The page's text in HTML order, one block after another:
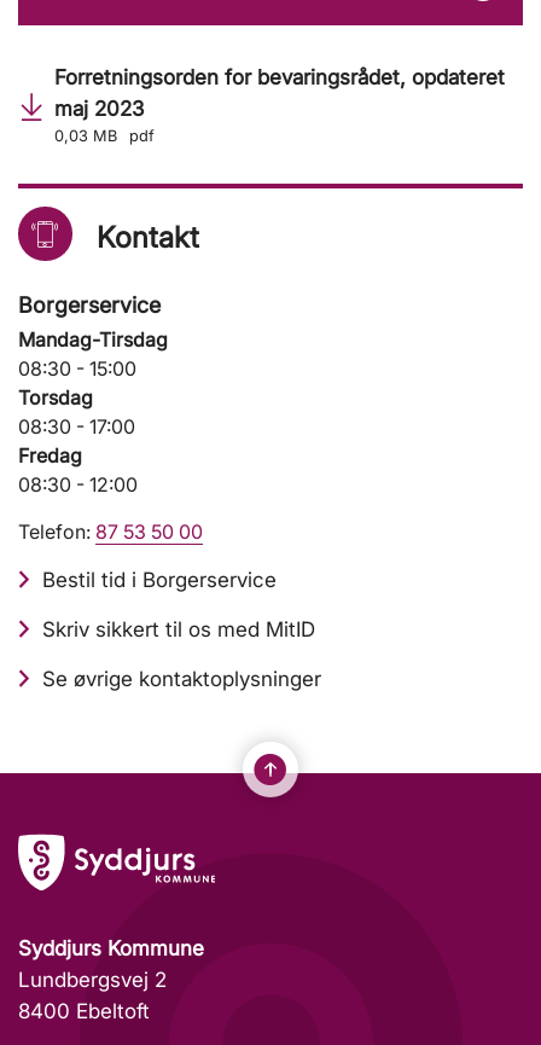
Forretningsorden for bevaringsrådet, opdateret
maj 2023
0,03 MB pdf
Kontakt
Borgerservice
Mandag-Tirsdag
08:30 - 15:00
Torsdag
08:30 - 17:00
Fredag
08:30 - 12:00
Telefon: 87 53 50 00
Bestil tid i Borgerservice
Skriv sikkert til os med MitID
Se øvrige kontaktoplysninger
Syddjurs Kommune
Lundbergsvej 2
8400 Ebeltoft